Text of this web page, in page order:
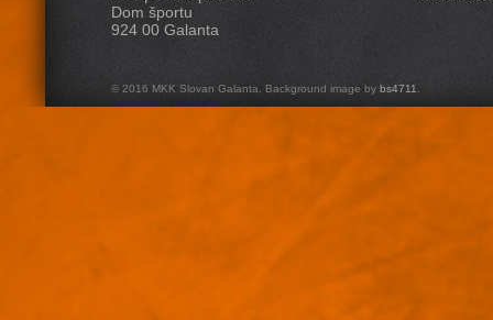
Dom športu
924 00 Galanta
© 2016 MKK Slovan Galanta. Background image by bs4711